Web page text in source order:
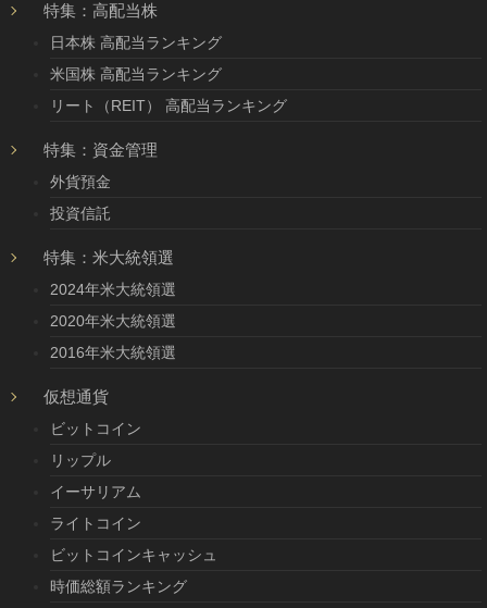
特集：高配当株
日本株 高配当ランキング
米国株 高配当ランキング
リート（REIT） 高配当ランキング
特集：資金管理
外貨預金
投資信託
特集：米大統領選
2024年米大統領選
2020年米大統領選
2016年米大統領選
仮想通貨
ビットコイン
リップル
イーサリアム
ライトコイン
ビットコインキャッシュ
時価総額ランキング